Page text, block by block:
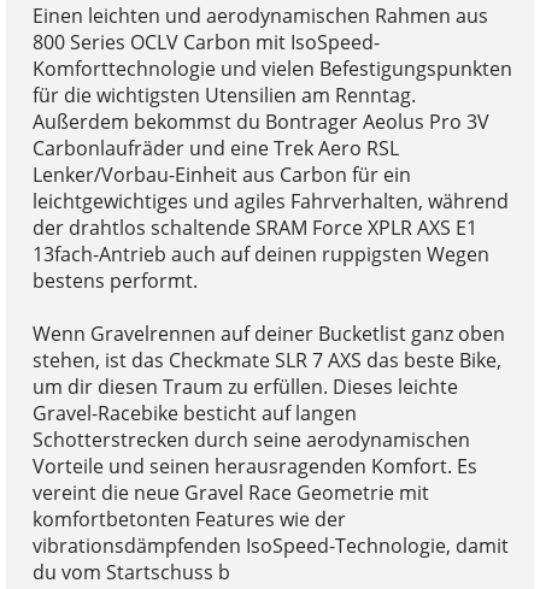
Einen leichten und aerodynamischen Rahmen aus
800 Series OCLV Carbon mit IsoSpeed-
Komforttechnologie und vielen Befestigungspunkten
für die wichtigsten Utensilien am Renntag.
Außerdem bekommst du Bontrager Aeolus Pro 3V
Carbonlaufräder und eine Trek Aero RSL
Lenker/Vorbau-Einheit aus Carbon für ein
leichtgewichtiges und agiles Fahrverhalten, während
der drahtlos schaltende SRAM Force XPLR AXS E1
13fach-Antrieb auch auf deinen ruppigsten Wegen
bestens performt.
Wenn Gravelrennen auf deiner Bucketlist ganz oben
stehen, ist das Checkmate SLR 7 AXS das beste Bike,
um dir diesen Traum zu erfüllen. Dieses leichte
Gravel-Racebike besticht auf langen
Schotterstrecken durch seine aerodynamischen
Vorteile und seinen herausragenden Komfort. Es
vereint die neue Gravel Race Geometrie mit
komfortbetonten Features wie der
vibrationsdämpfenden IsoSpeed-Technologie, damit
du vom Startschuss b